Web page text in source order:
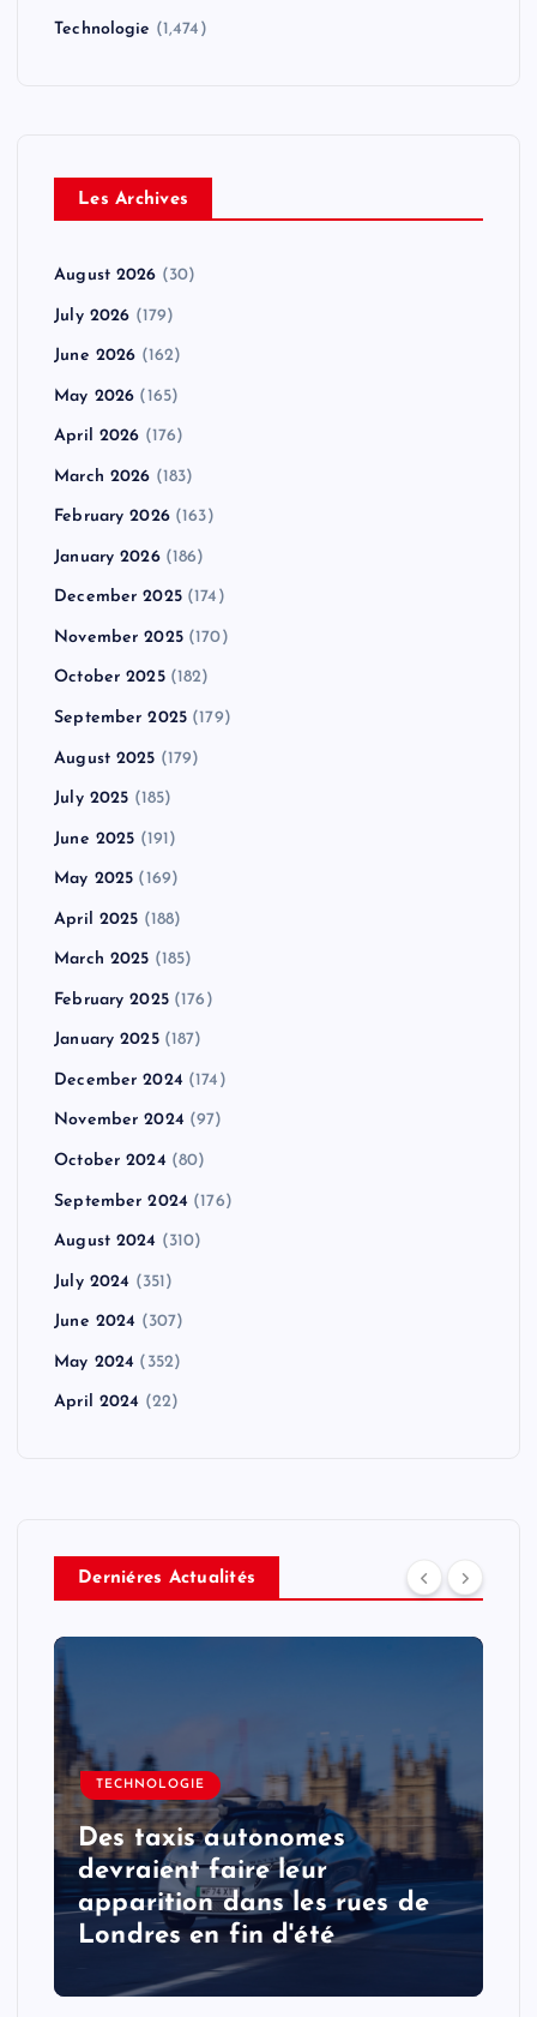
Technologie (1,474)
Les Archives
August 2026 (30)
July 2026 (179)
June 2026 (162)
May 2026 (165)
April 2026 (176)
March 2026 (183)
February 2026(163)
January 2026(186)
December 2025(174)
November 2025(170)
October 2025(182)
September 2025 (179)
August 2025 (179)
July 2025 (185)
June 2025 (191)
May 2025 (169)
April 2025 (188)
March 2025 (185)
February 2025(176)
January 2025(187)
December 2024 (174)
November 2024 (97)
October 2024 (80)
September 2024 (176)
August 2024 (310)
July 2024 (351)
June 2024 (307)
May 2024 (352)
April 2024 (22)
Derniéres Actualités
TECHNOLOGIE
Des taxis autonomes
devraient faire leur
apparition dans les rues de
Londres en fin d'été